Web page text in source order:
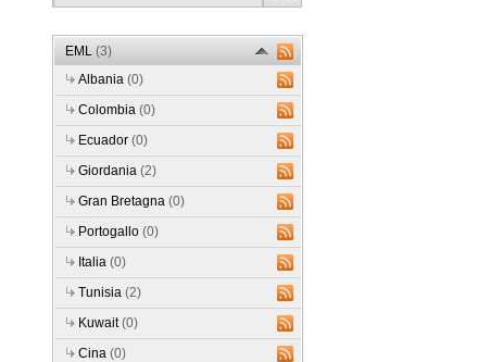
EML(3)
Albania(0)
Colombia(0)
Ecuador(0)
Giordania(2)
Gran Bretagna(0)
Portogallo(0)
Italia(0)
Tunisia(2)
Kuwait(0)
Cina(0)